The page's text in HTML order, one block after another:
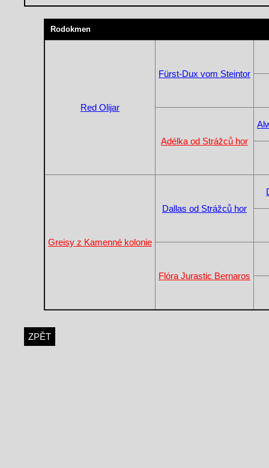
Rodokmen
Red Olijar
Fürst-Dux vom Steintor
Adélka od Strážců hor
Greisy z Kamenné kolonie
Dallas od Strážců hor
Flóra Jurastic Bernaros
ZPĚT